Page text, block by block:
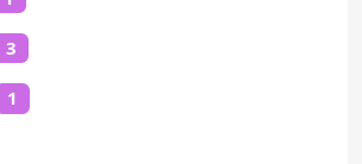
3
1